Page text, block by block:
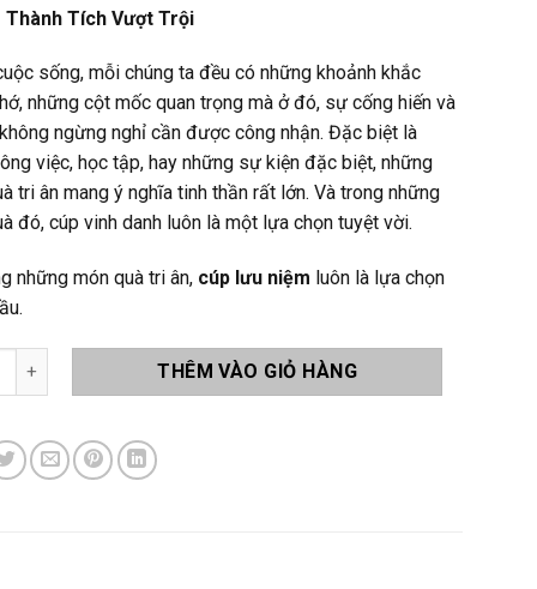
Thành Tích Vượt Trội
sống, mỗi chúng ta đều có những khoảnh khắc
những cột mốc quan trọng mà ở đó, sự cống hiến và
ngừng nghỉ cần được công nhận. Đặc biệt là
việc, học tập, hay những sự kiện đặc biệt, những
tri ân mang ý nghĩa tinh thần rất lớn. Và trong những
đó, cúp vinh danh luôn là một lựa chọn tuyệt vời.
những món quà tri ân, cúp lưu niệm luôn là lựa chọn
Tri Ân QT05 số lượngTHÊM VÀO GIỎ HÀNG